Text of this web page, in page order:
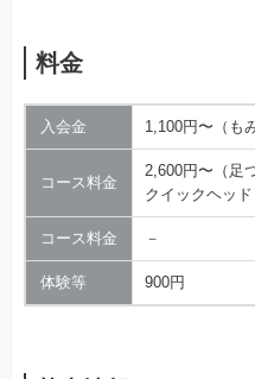
料金
入会金 1,100円〜（も
コース料金
2,600円〜（足
クイックヘッド
コース料金 －
体験等 900円